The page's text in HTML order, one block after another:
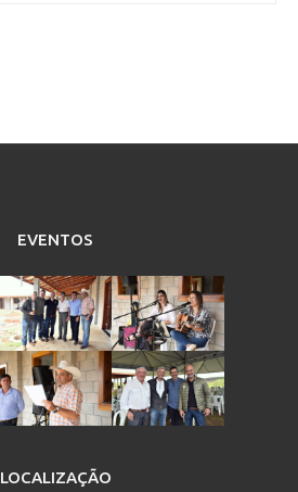
EVENTOS
LOCALIZAÇÃO